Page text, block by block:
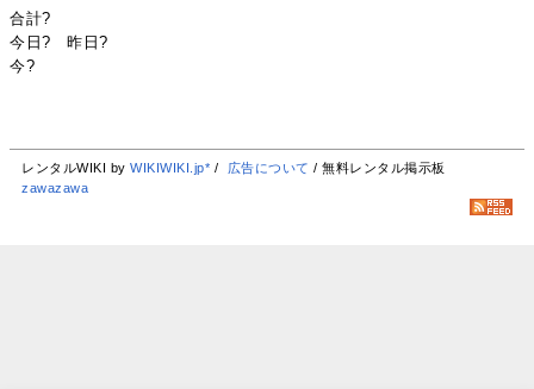
合計?
今日? 昨日?
今?
レンタルWIKI byWIKIWIKI.jp* / 広告について / 無料レンタル掲示板
zawazawa